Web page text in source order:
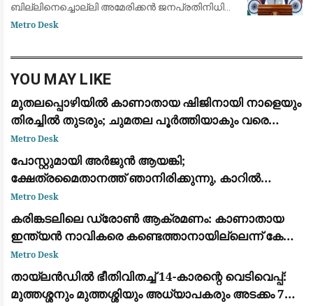
ബില്ലിനെച്ചൊല്ലി അമേരിക്കൻ ജനപ്രതിനിധി
നടത്തിയ വിമർശനങ്ങൾ തള്ളി കേന്ദ്ര
Metro Desk
YOU MAY LIKE
മുതലപ്പൊഴിയിൽ കാണാതായ ഷിജിനായി നാളെയും
തിരച്ചിൽ തുടരും; ചുമതല പൂർത്തിയാകും വരെ
തീരത്തുണ്ടാകുമെന്ന് മന്ത്രി സി.പി. ജോൺ
Metro Desk
പോസ്റ്റുമായി അർജുൻ ആയങ്കി;
ക്ഷേത്രമൈതാനത്ത് ഞാനിരിക്കുന്നു, കാറിൽ
പാലിയേക്കര ടോൾ പ്ലാസ കടക്കുന്ന ദൃശ്യം
പുറത്ത്: സഹോദരനും ഭാര്യയും കസ്റ്റഡിയിൽ
Metro Desk
കരിങ്കടലിലെ ഡ്രോൺ ആക്രമണം: കാണാതായ
ഇന്ത്യൻ നാവികരെ കണ്ടെത്താനായില്ലെന്ന് കേന്ദ്ര
സർക്കാർ
Metro Desk
തായ്‌ലൻഡിൽ ഭീതിവിതച്ച് 14-കാരന്റെ വെടിവെപ്പ്:
മുത്തശ്ശനും മുത്തശ്ശിയും അധ്യാപകരും അടക്കം 7